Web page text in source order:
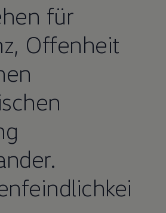
für
Offenheit